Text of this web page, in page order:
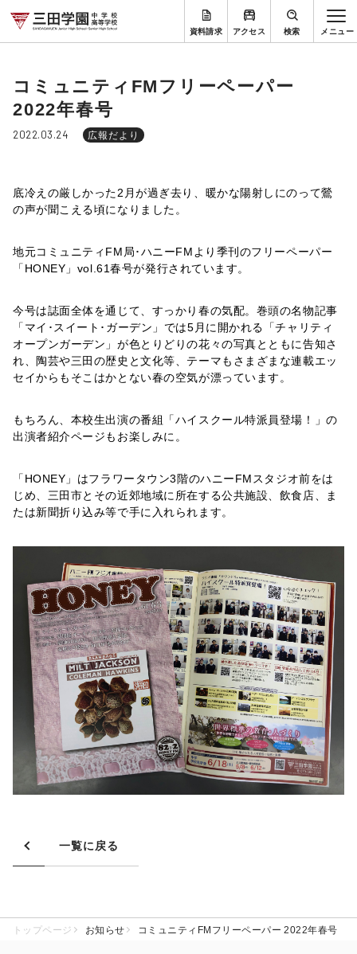
資料請求 アクセス 検索
コミュニティFMフリーペーパー
2022年春号
2022.03.24 広報だより
底冷えの厳しかった2月が過ぎ去り、暖かな陽射しにのって鶯
の声が聞こえる頃になりました。
地元コミュニティFM局･ハニーFMより季刊のフリーペーパー
「HONEY」vol.61春号が発行されています。
今号は誌面全体を通じて、すっかり春の気配。巻頭の名物記事
「マイ･スイート･ガーデン」では5月に開かれる「チャリティ
オープンガーデン」が色とりどりの花々の写真とともに告知さ
れ、陶芸や三田の歴史と文化等、テーマもさまざまな連載エッ
セイからもそこはかとない春の空気が漂っています。
もちろん、本校生出演の番組「ハイスクール特派員登場！」の
出演者紹介ページもお楽しみに。
「HONEY」はフラワータウン3階のハニーFMスタジオ前をは
じめ、三田市とその近郊地域に所在する公共施設、飲食店、ま
たは新聞折り込み等で手に入れられます。
一覧に戻る
トップページ お知らせ コミュニティFMフリーペーパー 2022年春号